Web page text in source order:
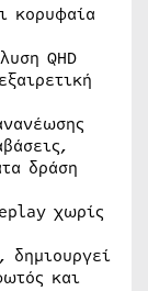
κορυφαία
QHD
δράση
χωρίς
και